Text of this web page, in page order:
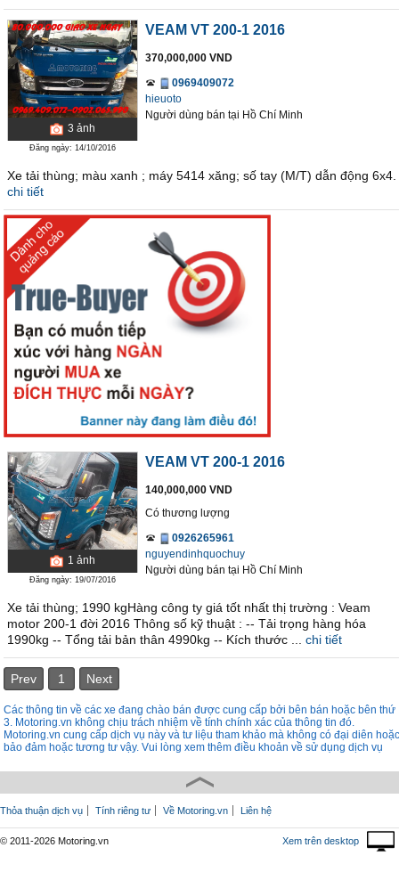
3 ảnh
Đăng ngày: 14/10/2016
VEAM VT 200-1 2016
370,000,000 VND
0969409072
hieuoto
Người dùng bán tại Hồ Chí Minh
Xe tải thùng; màu xanh ; máy 5414 xăng; số tay (M/T) dẫn động 6x4.
chi tiết
1 ảnh
Đăng ngày: 19/07/2016
VEAM VT 200-1 2016
140,000,000 VND
Có thương lượng
0926265961
nguyendinhquochuy
Người dùng bán tại Hồ Chí Minh
Xe tải thùng; 1990 kgHàng công ty giá tốt nhất thị trường : Veam
motor 200-1 đời 2016 Thông số kỹ thuật : -- Tải trọng hàng hóa
1990kg -- Tổng tải bản thân 4990kg -- Kích thước ...
chi tiết
Prev 1 Next
Các thông tin về các xe đang chào bán được cung cấp bởi bên bán hoặc bên thứ
3. Motoring.vn không chịu trách nhiệm về tính chính xác của thông tin đó.
Motoring.vn cung cấp dịch vụ này và tư liệu tham khảo mà không có đại diên hoặc
bảo đảm hoặc tương tư vậy. Vui lòng xem thêm điều khoản về sử dụng dịch vụ
Thỏa thuận dịch vụ Tính riêng tư Về Motoring.vn Liên hệ
© 2011-2026 Motoring.vn Xem trên desktop